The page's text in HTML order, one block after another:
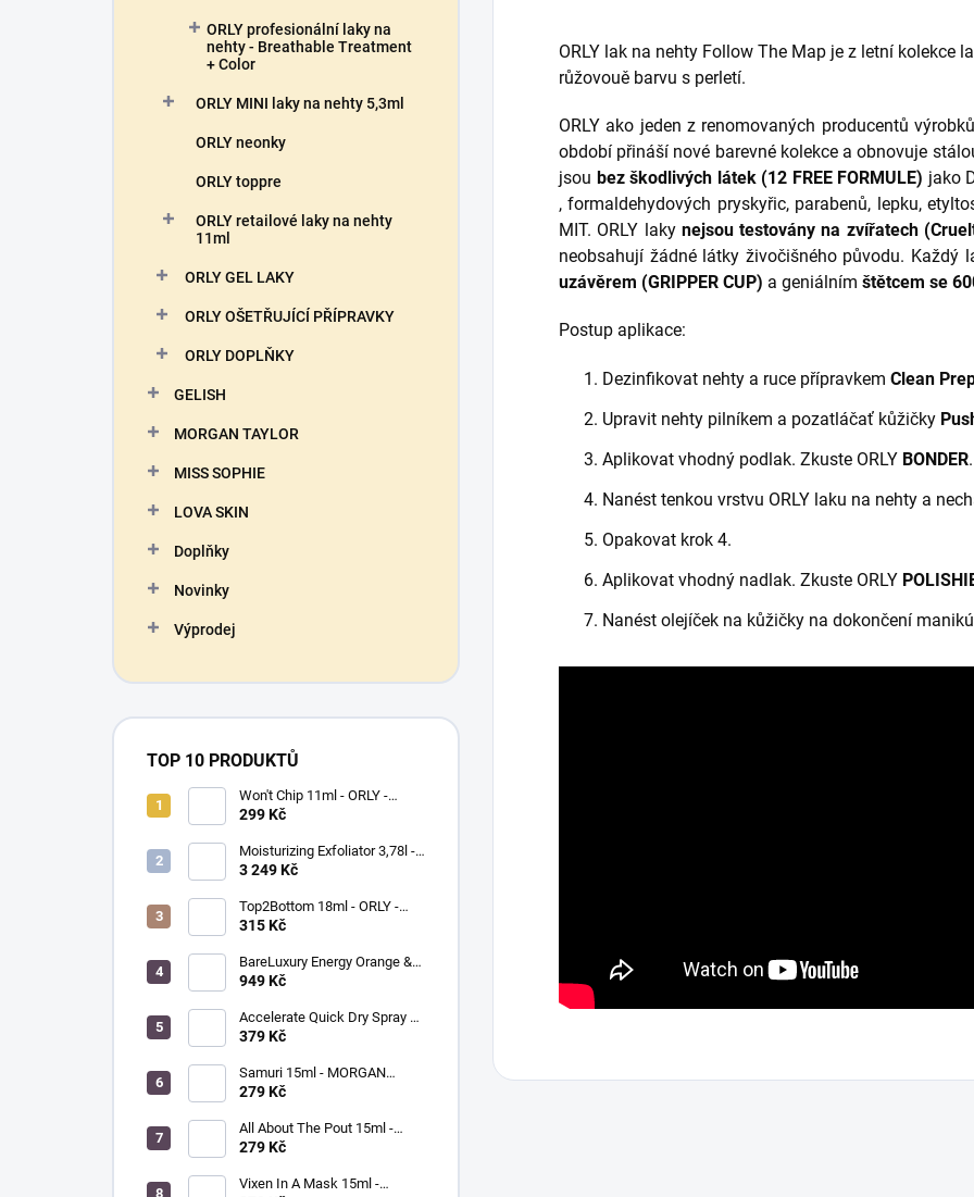
ORLY profesionální laky na
nehty - Breathable Treatment
+ Color
ORLY MINI laky na nehty 5,3ml
ORLY neonky
ORLY toppre
ORLY retailové laky na nehty
11ml
ORLY GEL LAKY
ORLY OŠETŘUJÍCÍ PŘÍPRAVKY
ORLY DOPLŇKY
GELISH
MORGAN TAYLOR
MISS SOPHIE
LOVA SKIN
Doplňky
Novinky
Výprodej
TOP 10 PRODUKTŮ
Won't Chip 11ml - ORLY -
vrchní vrstva proti olupování
299 Kč
Moisturizing Exfoliator 3,78l -
ORLYPRO - hydratační peeling
3 249 Kč
Top2Bottom 18ml - ORLY -
podkladový a vrchní lak na
315 Kč
BareLuxury Energy Orange &
Lemongrass Lotion 946 ml -
hydratační krém na ruce a tělo
- pomeranč / citrónová tráva
949 Kč
Accelerate Quick Dry Spray &
Drops 9ml - MORGAN TAYLOR
379 Kč
Samuri 15ml - MORGAN
TAYLOR - lak na nehty
279 Kč
All About The Pout 15ml -
MORGAN TAYLOR - lak na
279 Kč
Vixen In A Mask 15ml -
ORLY lak na nehty Follow The Map je z letní kolekce
růžovouě barvu s perletí.
ORLY ako jeden z renomovaných producentů
období přináší nové barevné kolekce a obnovuje
jsou bez škodlivých látek (12 FREE FORMULE) jako
, formaldehydových pryskyřic, parabenů, lepku,
MIT. ORLY laky nejsou testovány na zvířatech
neobsahují žádné látky živočišného původu. Každý
uzávěrem (GRIPPER CUP) a geniálním štětcem se
Postup aplikace:
Dezinfikovat nehty a ruce přípravkem Clean
Upravit nehty pilníkem a pozatláčať kůžičky
Aplikovat vhodný podlak. Zkuste ORLY BONDER.
Nanést tenkou vrstvu ORLY laku na nehty a
Opakovat krok 4.
Aplikovat vhodný nadlak. Zkuste ORLY
Nanést olejíček na kůžičky na dokončení